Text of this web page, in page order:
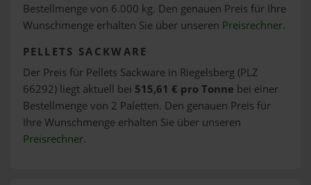
Bestellmenge von 6.000 kg. Den genauen Preis für Ihre
Wunschmenge erhalten Sie über unseren Preisrechner.
PELLETS SACKWARE
Der Preis für Pellets Sackware in Riegelsberg (PLZ
66292) liegt aktuell bei 515,61 € pro Tonne bei einer
Bestellmenge von 2 Paletten. Den genauen Preis für
Ihre Wunschmenge erhalten Sie über unseren
Preisrechner.